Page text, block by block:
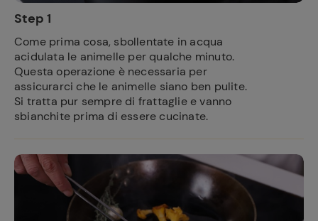
Step 1
Come prima cosa, sbollentate in acqua
acidulata le animelle per qualche minuto.
Questa operazione è necessaria per
assicurarci che le animelle siano ben pulite.
Si tratta pur sempre di frattaglie e vanno
sbianchite prima di essere cucinate.